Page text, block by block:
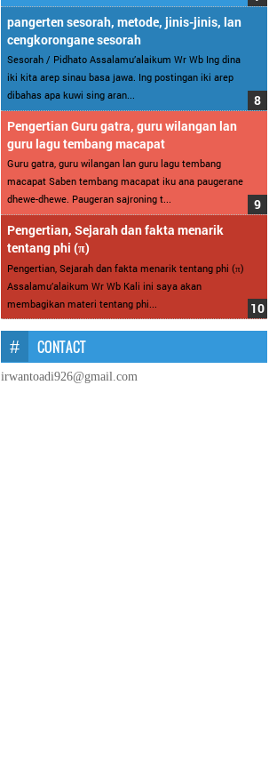
pangerten sesorah, metode, jinis-jinis, lan
cengkorongane sesorah
Sesorah / Pidhato Assalamu’alaikum Wr Wb Ing dina
iki kita arep sinau basa jawa. Ing postingan iki arep
dibahas apa kuwi sing aran...
Pengertian Guru gatra, guru wilangan lan
guru lagu tembang macapat
Guru gatra, guru wilangan lan guru lagu tembang
macapat Saben tembang macapat iku ana paugerane
dhewe-dhewe. Paugeran sajroning t...
Pengertian, Sejarah dan fakta menarik
tentang phi (π)
Pengertian, Sejarah dan fakta menarik tentang phi (π)
Assalamu’alaikum Wr Wb Kali ini saya akan
membagikan materi tentang phi...
CONTACT
irwantoadi926@gmail.com